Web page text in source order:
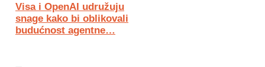
Visa i OpenAI udružuju
snage kako bi oblikovali
budućnost agentne…